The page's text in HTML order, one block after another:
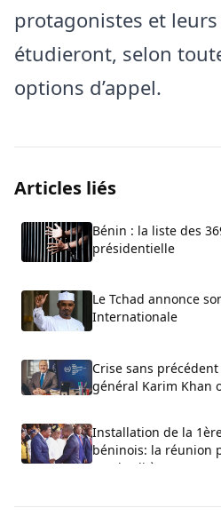
protagonistes et
étudieront, selon
options d’appel.
Articles liés
Bénin : la liste des
présidentielle
Le Tchad annonce
Internationale
Crise sans
général Karim Khan
Installation de la
béninois: la réunion
vendredi à Cotonou